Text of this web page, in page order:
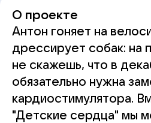
О проекте
Антон гоняет на
дрессирует собак: на
не скажешь, что в
обязательно нужна
кардиостимулятора.
"Детские сердца" мы